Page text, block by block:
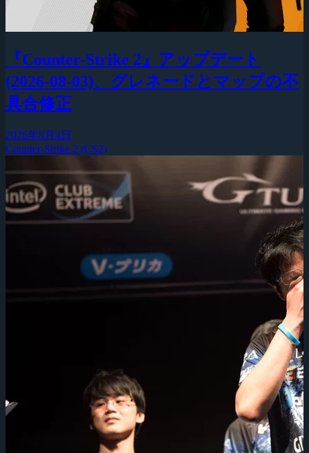
『Counter-Strike 2』アップデート
(2026-08-03)、グレネードとマップの不
具合修正
2026年8月4日
Counter-Strike 2 (CS2)